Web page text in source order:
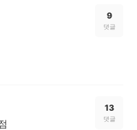
9
댓글
13
댓글